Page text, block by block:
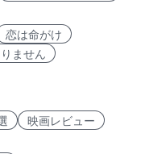
恋は命がけ
ません
映画レビュー